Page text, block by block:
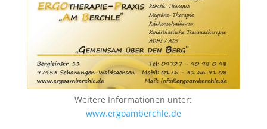
Weitere Informationen unter:
www.ergoamberchle.de